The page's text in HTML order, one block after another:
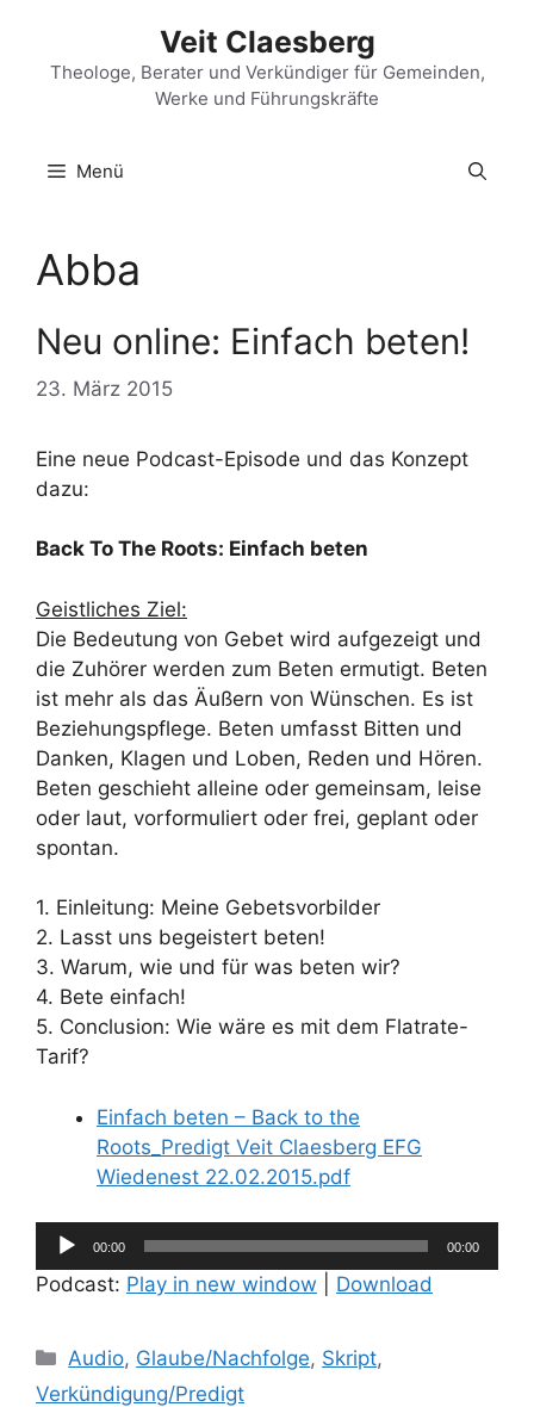
springen
Veit Claesberg
Theologe, Berater und Verkündiger für Gemeinden,
Werke und Führungskräfte
Menü
Abba
Neu online: Einfach beten!
23. März 2015
Eine neue Podcast-Episode und das Konzept
dazu:
Back To The Roots: Einfach beten
Geistliches Ziel:
Die Bedeutung von Gebet wird aufgezeigt und
die Zuhörer werden zum Beten ermutigt. Beten
ist mehr als das Äußern von Wünschen. Es ist
Beziehungspflege. Beten umfasst Bitten und
Danken, Klagen und Loben, Reden und Hören.
Beten geschieht alleine oder gemeinsam, leise
oder laut, vorformuliert oder frei, geplant oder
spontan.
1. Einleitung: Meine Gebetsvorbilder
2. Lasst uns begeistert beten!
3. Warum, wie und für was beten wir?
4. Bete einfach!
5. Conclusion: Wie wäre es mit dem Flatrate-
Tarif?
Einfach beten – Back to the
Roots_Predigt Veit Claesberg EFG
Wiedenest 22.02.2015.pdf
Audio-
Player
00:00 00:00
Podcast: Play in new window Download
Kategorien
Audio, Glaube/Nachfolge, Skript,
Verkündigung/Predigt